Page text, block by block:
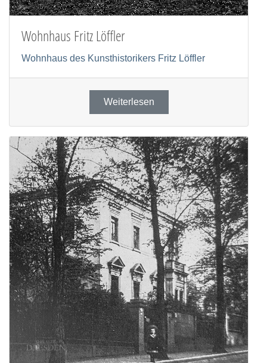
Wohnhaus Fritz Löffler
Wohnhaus des Kunsthistorikers Fritz Löffler
Weiterlesen